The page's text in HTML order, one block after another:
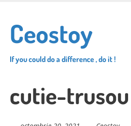
main
content
Ceostoy
If you could do a difference , do it !
cutie-trusou